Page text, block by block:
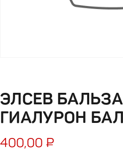
ЭЛСЕВ
ГИАЛУРОН
400,00 ₽